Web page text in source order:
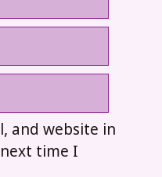
and website in
time I